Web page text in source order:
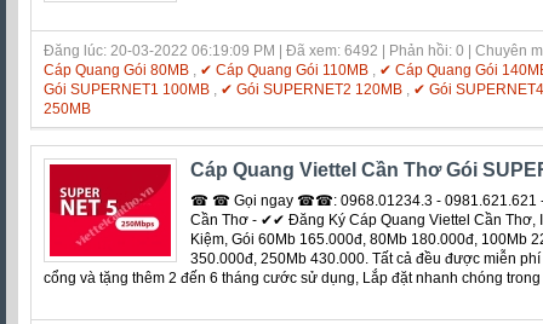
Đăng lúc: 20-03-2022 06:19:09 PM | Đã xem: 6492 | Phản hồi: 0 | Chuyên
Cáp Quang Gói 80MB , ✔ Cáp Quang Gói 110MB , ✔ Cáp Quang Gói
Gói SUPERNET1 100MB , ✔ Gói SUPERNET2 120MB , ✔ Gói
250MB
Cáp Quang Viettel Cần Thơ Gói
☎ ☎ Gọi ngay ☎☎: 0968.01234.3 - 0981.621.621
Cần Thơ - ✔✔ Đăng Ký Cáp Quang Viettel Cần Thơ,
Kiệm, Gói 60Mb 165.000đ, 80Mb 180.000đ, 100Mb
350.000đ, 250Mb 430.000. Tất cả đều được miễn
cổng và tặng thêm 2 đến 6 tháng cước sử dụng, Lắp đặt nhanh chóng